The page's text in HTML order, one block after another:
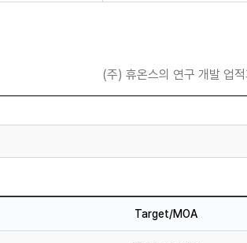
(주) 휴온스의 연구 개발 업
Target/MOA